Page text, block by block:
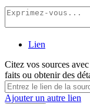
Lien
Citez vos sources
faits ou obtenir des
Ajouter un autre lien